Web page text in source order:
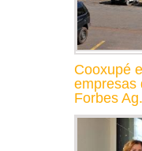
Cooxupé
empresas
Forbes